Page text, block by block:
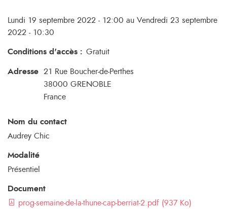
Lundi 19 septembre 2022 - 12:00 au Vendredi 23 septembre
2022 - 10:30
Conditions d'accès : Gratuit
Adresse
21 Rue Boucher-de-Perthes
38000 GRENOBLE
France
Nom du contact
Audrey Chic
Modalité
Présentiel
Document
prog-semaine-de-la-thune-cap-berriat-2.pdf (937 Ko)